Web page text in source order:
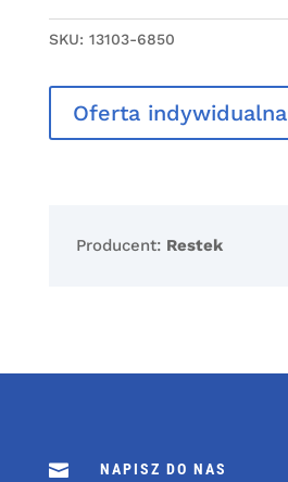
SKU: 13103-6850
Oferta indywidualna
Producent: Restek
 NAPISZ DO NAS